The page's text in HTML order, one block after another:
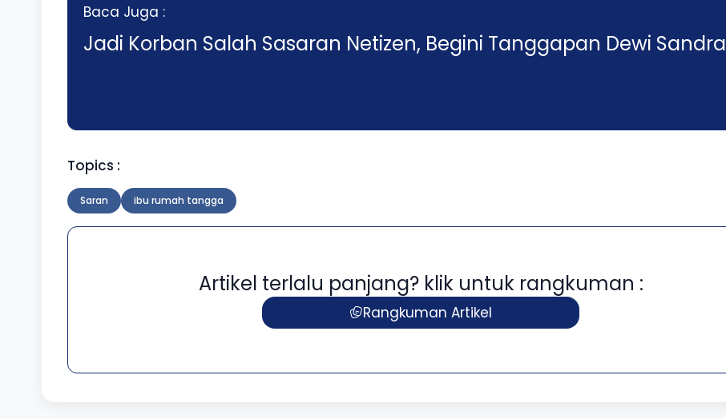
Baca Juga :
Jadi Korban Salah Sasaran Netizen, Begini Tanggapan Dewi Sandra
Topics :
Saran ibu rumah tangga
Artikel terlalu panjang? klik untuk rangkuman :
Rangkuman Artikel